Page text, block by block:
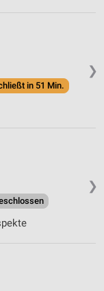
❯
in 51 Min.
❯